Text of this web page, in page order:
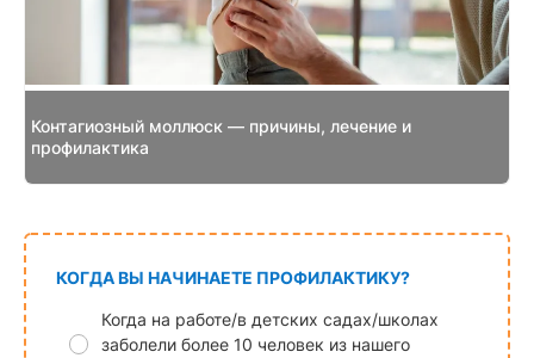
Контагиозный моллюск — причины, лечение и
профилактика
КОГДА ВЫ НАЧИНАЕТЕ ПРОФИЛАКТИКУ?
Когда на работе/в детских садах/школах
заболели более 10 человек из нашего